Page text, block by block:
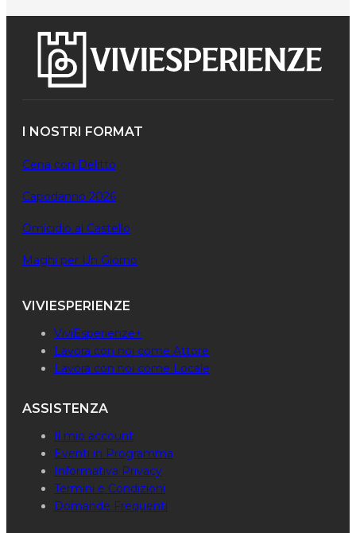
I NOSTRI FORMAT
Cena con Delitto
Capodanno 2026
Omicidio al Castello
Maghi per Un Giorno
VIVIESPERIENZE
ViviEsperienze+
Lavora con noi come Attore
Lavora con noi come Locale
ASSISTENZA
Il mio account
Eventi in Programma
Informativa Privacy
Termini e Condizioni
Domande Frequenti